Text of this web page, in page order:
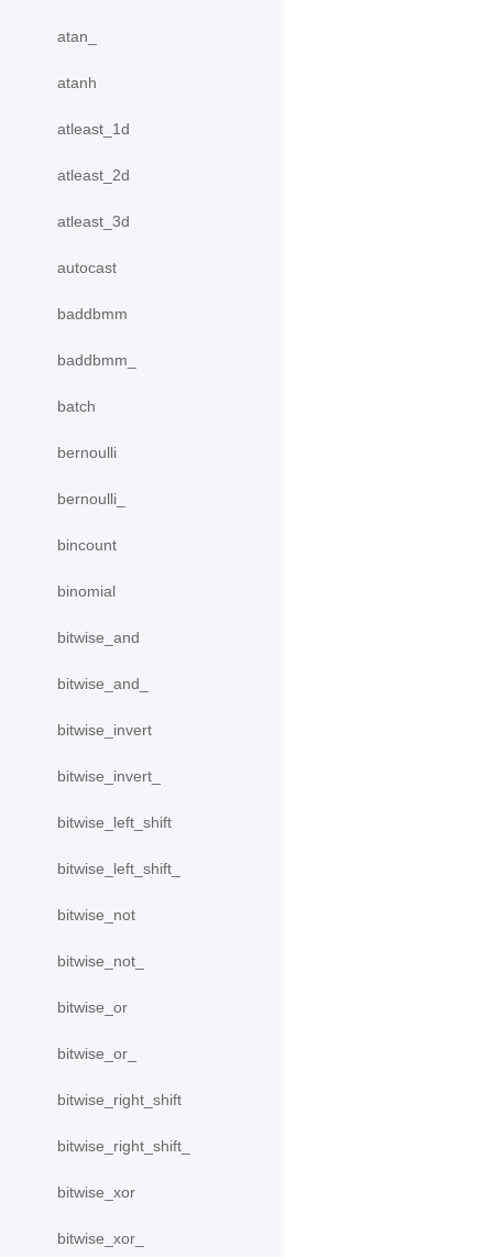
atan_
atanh
atleast_1d
atleast_2d
atleast_3d
autocast
baddbmm
baddbmm_
batch
bernoulli
bernoulli_
bincount
binomial
bitwise_and
bitwise_and_
bitwise_invert
bitwise_invert_
bitwise_left_shift
bitwise_left_shift_
bitwise_not
bitwise_not_
bitwise_or
bitwise_or_
bitwise_right_shift
bitwise_right_shift_
bitwise_xor
bitwise_xor_